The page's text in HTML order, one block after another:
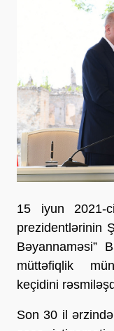
15 iyun 2021-
prezidentlərinin
Bəyannaməsi”
müttəfiqlik
keçidini
Son 30 il